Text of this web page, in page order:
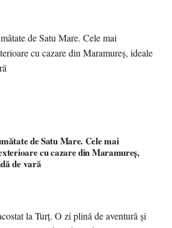
de Satu Mare. Cele mai
cu cazare din Maramureș,
de vară